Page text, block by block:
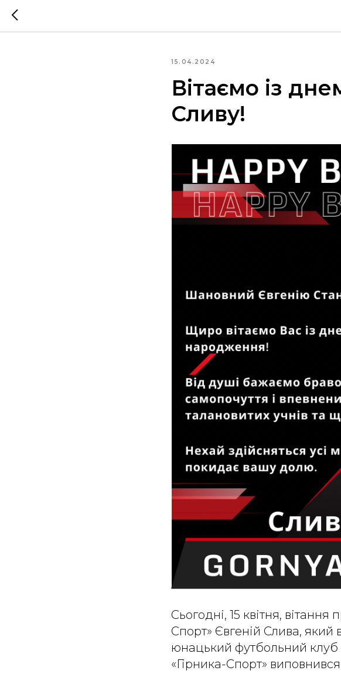
15.04.2024
Вітаємо із
Сливу!
Сьогодні, 15 квітня,
Спорт» Євгеній Слива,
юнацький футбольний клуб
«Гірника-Спорт» виповнився